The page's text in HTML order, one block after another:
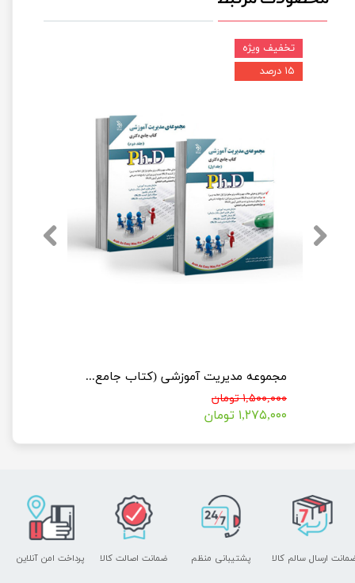
مجموعه مدیریت آموزشی (کتاب جامع دکتری)
۱,۵۰۰,۰۰۰ تومان
۱,۲۷۵,۰۰۰ تومان
تخفیف ویژه
۱۵ درصد
پشتیبانی منظم پرداخت امن آنلاین ارسال سالم کالا ضمانت اصالت کالا